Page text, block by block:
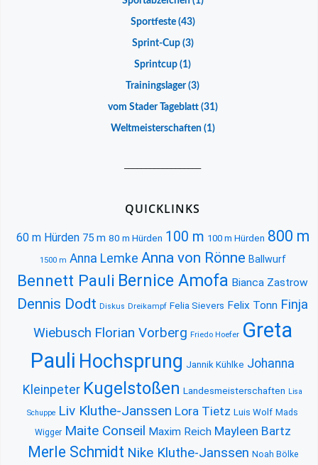
Sportfeste(43)
Sprint-Cup(3)
Sprintcup (1)
Trainingslager(3)
vom Stader Tageblatt(31)
Weltmeisterschaften(1)
QUICKLINKS
60 m Hürden 75 m 80 m Hürden 100 m 100 m Hürden 800 m
1500 m Anna Lemke Anna von Rönne Ballwurf
Bennett Pauli Bernice Amofa Bianca Zastrow
Dennis Dodt Diskus Dreikampf Felia Sievers Felix Tonn Finja
Wiebusch Florian Vorberg Friedo Hoefer Greta
Pauli Hochsprung Jannik Kühlke Johanna
Kleinpeter Kugelstoßen Landesmeisterschaften Lisa
Schuppe Liv Kluthe-Janssen Lora Tietz Luis Wolf Mads
Wigger Maite Conseil Maxim Reich Mayleen Bartz
Merle Schmidt Nike Kluthe-Janssen Noah Bölke